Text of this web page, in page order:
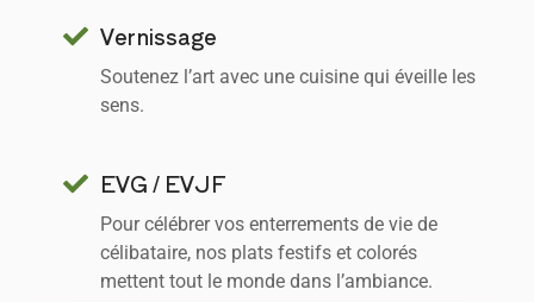
Vernissage
Soutenez l’art avec une cuisine qui éveille les
sens.
EVG / EVJF
Pour célébrer vos enterrements de vie de
célibataire, nos plats festifs et colorés
mettent tout le monde dans l’ambiance.